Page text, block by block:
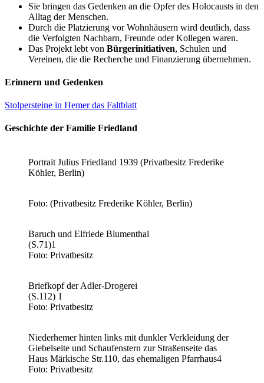
Sie bringen das Gedenken an die Opfer des Holocausts in den
Alltag der Menschen.
Durch die Platzierung vor Wohnhäusern wird deutlich, dass
die Verfolgten Nachbarn, Freunde oder Kollegen waren.
Das Projekt lebt von Bürgerinitiativen, Schulen und
Vereinen, die die Recherche und Finanzierung übernehmen.
Erinnern und Gedenken
Stolpersteine in Hemer das Faltblatt
Geschichte der Familie Friedland
Portrait Julius Friedland 1939 (Privatbesitz Frederike
Köhler, Berlin)
Foto: (Privatbesitz Frederike Köhler, Berlin)
Baruch und Elfriede Blumenthal
(S.71)1
Foto: Privatbesitz
Briefkopf der Adler-Drogerei
(S.112) 1
Foto: Privatbesitz
Niederhemer hinten links mit dunkler Verkleidung der
Giebelseite und Schaufenstern zur Straßenseite das
Haus Märkische Str.110, das ehemaligen Pfarrhaus4
Foto: Privatbesitz